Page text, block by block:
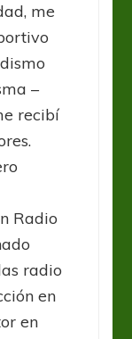
me
–
recibí
Radio
radio
en
en